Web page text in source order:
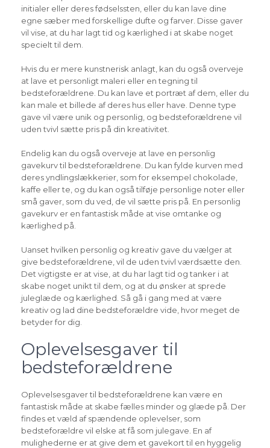
initialer eller deres fødselssten, eller du kan lave dine
egne sæber med forskellige dufte og farver. Disse gaver
vil vise, at du har lagt tid og kærlighed i at skabe noget
specielt til dem.
Hvis du er mere kunstnerisk anlagt, kan du også overveje
at lave et personligt maleri eller en tegning til
bedsteforældrene. Du kan lave et portræt af dem, eller du
kan male et billede af deres hus eller have. Denne type
gave vil være unik og personlig, og bedsteforældrene vil
uden tvivl sætte pris på din kreativitet.
Endelig kan du også overveje at lave en personlig
gavekurv til bedsteforældrene. Du kan fylde kurven med
deres yndlingslækkerier, som for eksempel chokolade,
kaffe eller te, og du kan også tilføje personlige noter eller
små gaver, som du ved, de vil sætte pris på. En personlig
gavekurv er en fantastisk måde at vise omtanke og
kærlighed på.
Uanset hvilken personlig og kreativ gave du vælger at
give bedsteforældrene, vil de uden tvivl værdsætte den.
Det vigtigste er at vise, at du har lagt tid og tanker i at
skabe noget unikt til dem, og at du ønsker at sprede
juleglæde og kærlighed. Så gå i gang med at være
kreativ og lad dine bedsteforældre vide, hvor meget de
betyder for dig.
Oplevelsesgaver til
bedsteforældrene
Oplevelsesgaver til bedsteforældrene kan være en
fantastisk måde at skabe fælles minder og glæde på. Der
findes et væld af spændende oplevelser, som
bedsteforældre vil elske at få som julegave. En af
mulighederne er at give dem et gavekort til en hyggelig